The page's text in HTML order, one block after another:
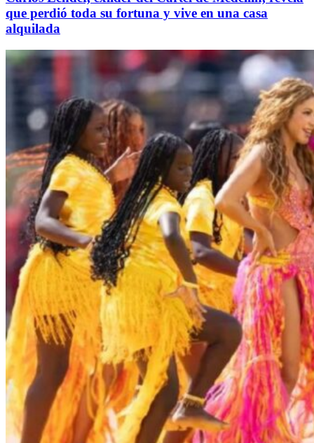
que perdió toda su fortuna y vive en una casa
alquilada